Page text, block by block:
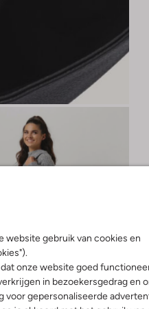
website gebruik van cookies en
onze website goed
in bezoekersgedrag en
voor gepersonaliseerde